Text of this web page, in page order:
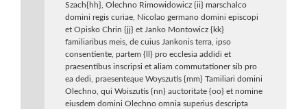
Szach{hh}, Olechno Rimowidowicz {ii} marschalco
domini regis curiae, Nicolao germano domini episcopi
et Opisko Chrin {jj} et Janko Montowicz {kk}
familiaribus meis, de cuius Jankonis terra, ipso
consentiente, partem {ll} pro ecclesia addidi et
praesentibus inscripsi et aliam commutationer sib pro
ea dedi, praesenteąue Woyszutis {mm} Tamiliari domini
Olechno, qui Woiszutis {nn} auctoritate {oo} et nomine
eiusdem domini Olechno omnia superius descripta